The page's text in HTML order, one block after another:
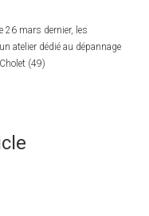
26 mars dernier, les
atelier dédié au dépannage
(49)